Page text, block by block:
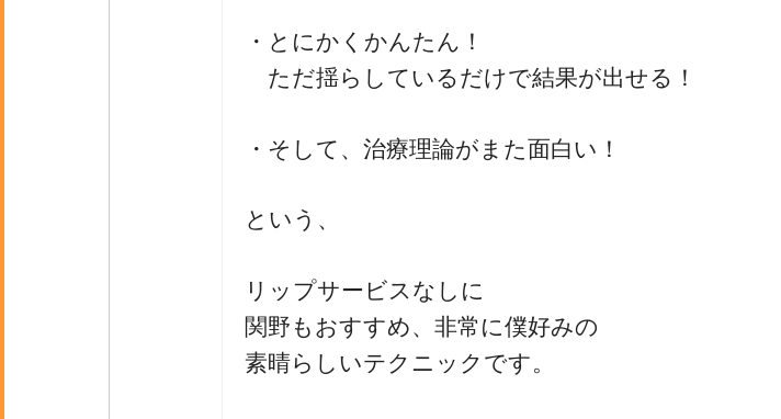
・とにかくかんたん！
ただ揺らしているだけで結果が出せる！
・そして、治療理論がまた面白い！
という、
リップサービスなしに
関野もおすすめ、非常に僕好みの
素晴らしいテクニックです。